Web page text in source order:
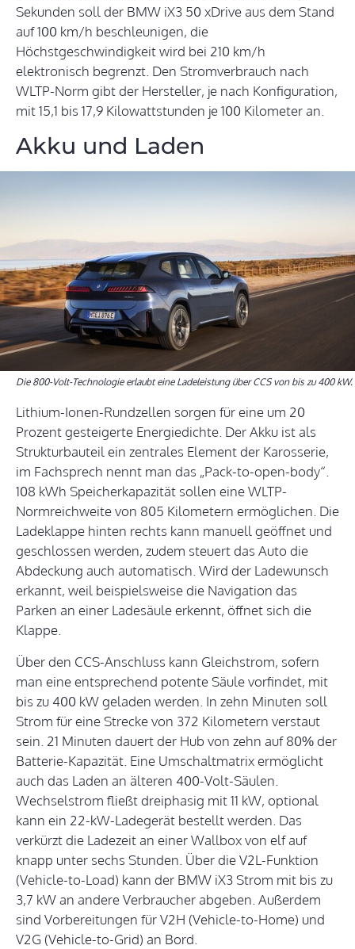
Sekunden soll der BMW iX3 50 xDrive aus dem Stand
auf 100 km/h beschleunigen, die
Höchstgeschwindigkeit wird bei 210 km/h
elektronisch begrenzt. Den Stromverbrauch nach
WLTP-Norm gibt der Hersteller, je nach Konfiguration,
mit 15,1 bis 17,9 Kilowattstunden je 100 Kilometer an.
Akku und Laden
Die 800-Volt-Technologie erlaubt eine Ladeleistung über CCS von bis zu 400 kW.
Lithium-Ionen-Rundzellen sorgen für eine um 20
Prozent gesteigerte Energiedichte. Der Akku ist als
Strukturbauteil ein zentrales Element der Karosserie,
im Fachsprech nennt man das „Pack-to-open-body“.
108 kWh Speicherkapazität sollen eine WLTP-
Normreichweite von 805 Kilometern ermöglichen. Die
Ladeklappe hinten rechts kann manuell geöffnet und
geschlossen werden, zudem steuert das Auto die
Abdeckung auch automatisch. Wird der Ladewunsch
erkannt, weil beispielsweise die Navigation das
Parken an einer Ladesäule erkennt, öffnet sich die
Klappe.
Über den CCS-Anschluss kann Gleichstrom, sofern
man eine entsprechend potente Säule vorfindet, mit
bis zu 400 kW geladen werden. In zehn Minuten soll
Strom für eine Strecke von 372 Kilometern verstaut
sein. 21 Minuten dauert der Hub von zehn auf 80% der
Batterie-Kapazität. Eine Umschaltmatrix ermöglicht
auch das Laden an älteren 400-Volt-Säulen.
Wechselstrom fließt dreiphasig mit 11 kW, optional
kann ein 22-kW-Ladegerät bestellt werden. Das
verkürzt die Ladezeit an einer Wallbox von elf auf
knapp unter sechs Stunden. Über die V2L-Funktion
(Vehicle-to-Load) kann der BMW iX3 Strom mit bis zu
3,7 kW an andere Verbraucher abgeben. Außerdem
sind Vorbereitungen für V2H (Vehicle-to-Home) und
V2G (Vehicle-to-Grid) an Bord.